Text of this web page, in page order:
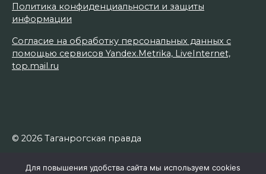
Политика конфиденциальности и защиты
информации
Согласие на обработку персональных данных с
помощью сервисов Yandex.Metrika, LiveInternet,
top.mail.ru
© 2026 Таганрогская правда
Для повышения удобства сайта мы используем cookies